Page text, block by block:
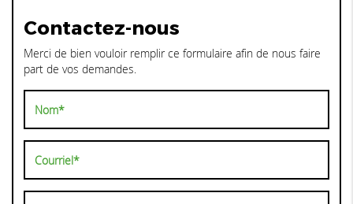
Contactez-nous
Merci de bien vouloir remplir ce formulaire afin de nous faire
part de vos demandes.